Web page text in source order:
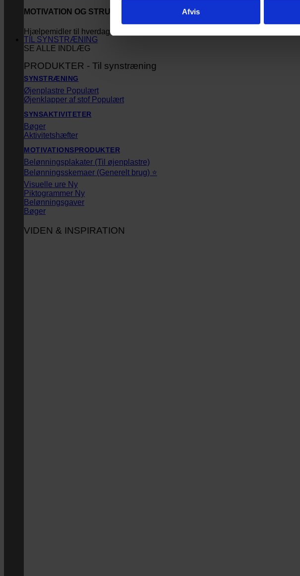
Afvis
MOTIVATION OG STRUKTUR
Hjælpemidler til hverdagen
SE ALLE INDLÆG
TIL SYNSTRÆNING
PRODUKTER - Til synstræning
SYNSTRÆNING
Øjenplastre
Øjenklapper af stof
SYNSAKTIVITETER
Bøger
Aktivitetshæfter
MOTIVATIONSPRODUKTER
Belønningsplakater (Til øjenplastre)
Belønningsskemaer (Generelt brug) ⭐
Visuelle ure
Piktogrammer
Belønningsgaver
Bøger
VIDEN & INSPIRATION